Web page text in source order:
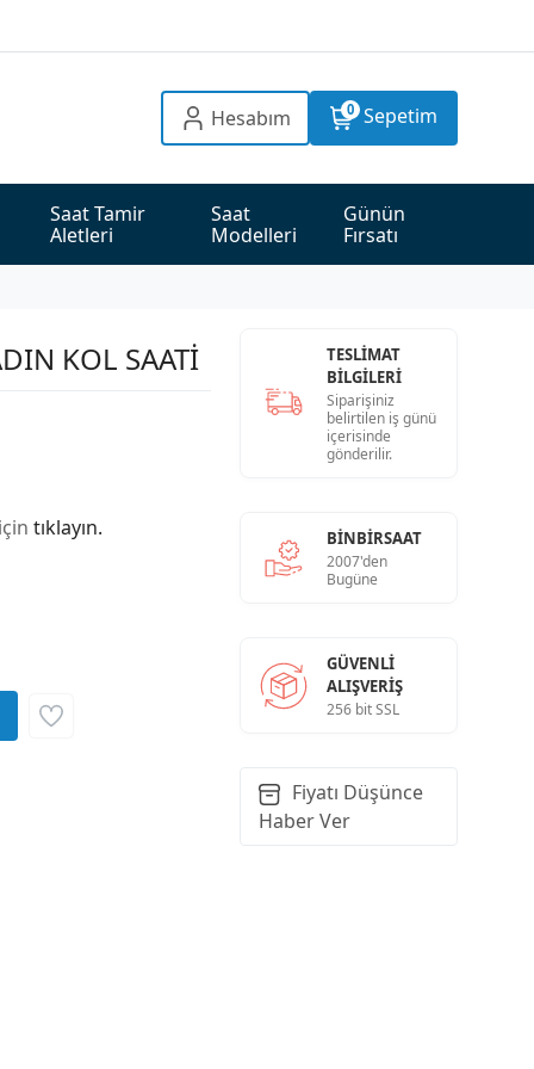
Hesabım 0 Sepetim
Saat Tamir
Aletleri
Saat
Modelleri
Günün
Fırsatı
KOL SAATİ
tıklayın.
TESLİMAT
BİLGİLERİ
Siparişiniz
belirtilen iş günü
içerisinde
gönderilir.
BINBIRSAAT
2007'den
Bugüne
GÜVENLI
ALIŞVERIŞ
256 bit SSL
Fiyatı Düşünce
Haber Ver